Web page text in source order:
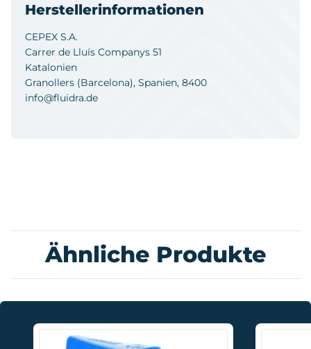
Herstellerinformationen
CEPEX S.A.
Carrer de Lluís Companys 51
Katalonien
Granollers (Barcelona), Spanien, 8400
info@fluidra.de
Ähnliche Produkte